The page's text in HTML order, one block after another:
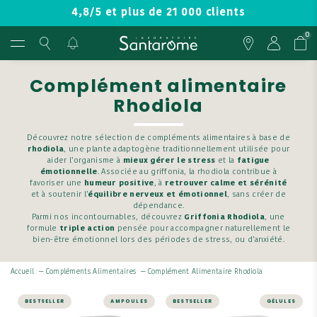
4,8/5 et plus de 21 000 clients
0
Complément alimentaire
Rhodiola
Découvrez notre sélection de compléments alimentaires à base de
rhodiola, une plante adaptogène traditionnellement utilisée pour
aider l’organisme à mieux gérer le stress et la fatigue
émotionnelle. Associée au griffonia, la rhodiola contribue à
favoriser une
humeur positive, à retrouver calme et sérénité
et à soutenir l’équilibre nerveux et émotionnel, sans créer de
dépendance.
Parmi nos incontournables, découvrez Griffonia Rhodiola, une
formule triple action pensée pour accompagner naturellement le
bien-être émotionnel lors des périodes de stress, ou d’anxiété.
Accueil — Compléments Alimentaires — Complément Alimentaire Rhodiola
BESTSELLER AMPOULES BESTSELLER GÉLULES